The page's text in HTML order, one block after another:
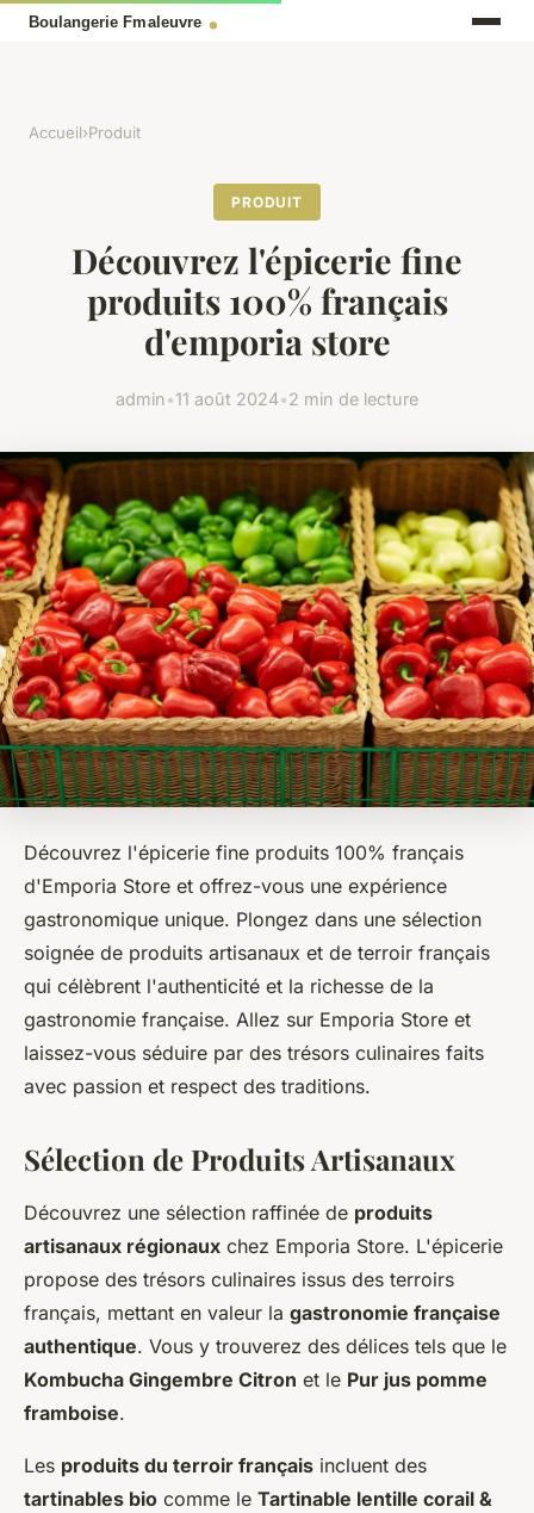
Accueil›Produit
PRODUIT
Découvrez l'épicerie fine
produits 100% français
d'emporia store
admin•11 août 2024•2 min de lecture
Découvrez l'épicerie fine produits 100% français
d'Emporia Store et offrez-vous une expérience
gastronomique unique. Plongez dans une sélection
soignée de produits artisanaux et de terroir français
qui célèbrent l'authenticité et la richesse de la
gastronomie française. Allez sur Emporia Store et
laissez-vous séduire par des trésors culinaires faits
avec passion et respect des traditions.
Sélection de Produits Artisanaux
Découvrez une sélection raffinée de produits
artisanaux régionaux chez Emporia Store. L'épicerie
propose des trésors culinaires issus des terroirs
français, mettant en valeur la gastronomie française
authentique. Vous y trouverez des délices tels que le
Kombucha Gingembre Citron et le Pur jus pomme
framboise.
Les produits du terroir français incluent des
tartinables bio comme le Tartinable lentille corail &